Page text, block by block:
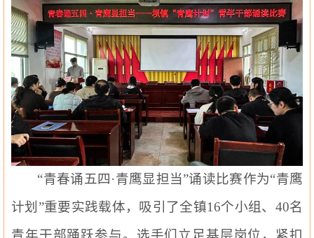
“青春诵五四·青鹰显担当”诵读比赛作为“青鹰
计划”重要实践载体，吸引了全镇16个小组、40名
青年干部踊跃参与。选手们立足基层岗位，紧扣